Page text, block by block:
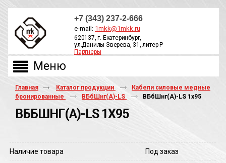
+7 (343) 237-2-666
e-mail: 1mkk@1mkk.ru
620137, г. Екатеринбург,
ул.Данилы Зверева, 31, литер Р
Партнеры
Главная Каталог продукции
Кабели силовые медные
бронированные
ВБбШнг(А)-LS ВБбШнг(A)-LS 1х95
ВББШНГ(A)-LS 1Х95
Наличие товара Под заказ